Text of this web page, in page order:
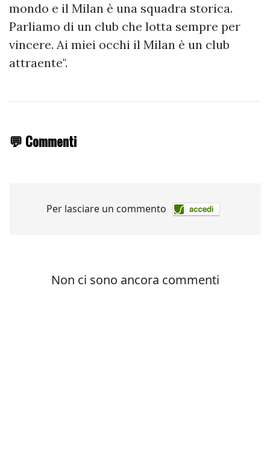
mondo e il Milan è una squadra storica.
Parliamo di un club che lotta sempre per
vincere. Ai miei occhi il Milan è un club
attraente".
💬 Commenti